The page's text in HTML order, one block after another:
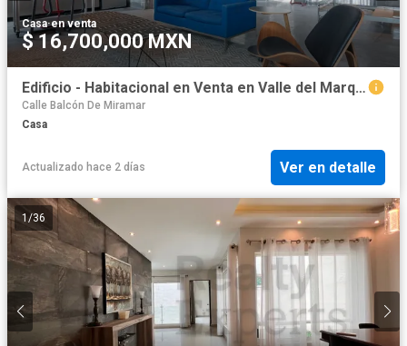
Casa·en venta
$ 16,700,000 MXN
Edificio - Habitacional en Venta en Valle del Marquez
Calle Balcón De Miramar
Casa
Actualizado hace 2 días Ver en detalle
1 /36